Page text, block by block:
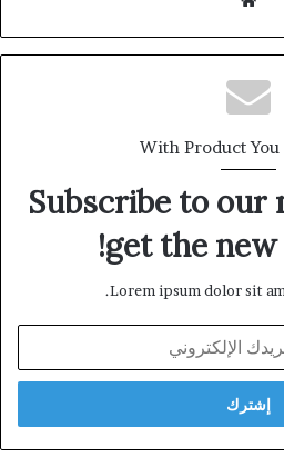
With Product You
Subscribe to our
get the new
Lorem ipsum dolor sit